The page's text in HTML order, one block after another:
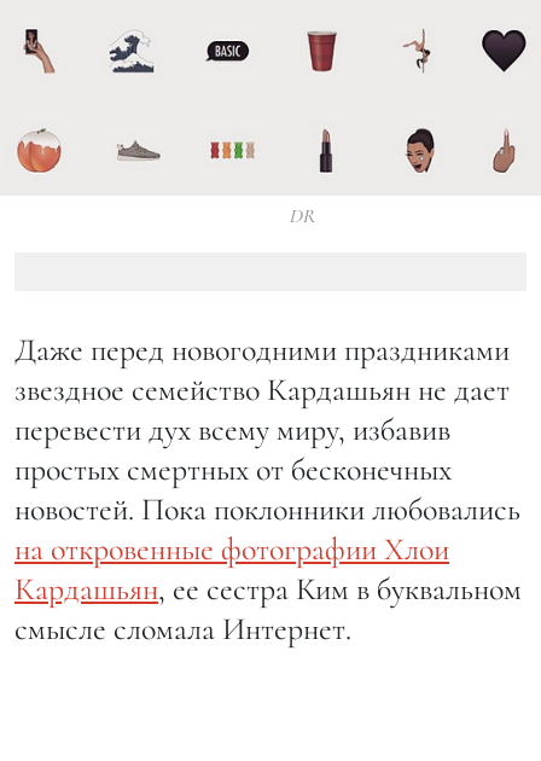
DR
Даже перед новогодними праздниками
звездное семейство Кардашьян не дает
перевести дух всему миру, избавив
простых смертных от бесконечных
новостей. Пока поклонники любовались
на откровенные фотографии Хлои
Кардашьян, ее сестра Ким в буквальном
смысле сломала Интернет.